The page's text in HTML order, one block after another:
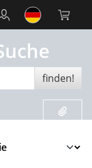
Login
finden!